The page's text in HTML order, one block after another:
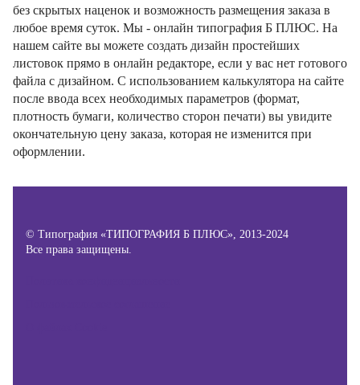
без скрытых наценок и возможность размещения заказа в
любое время суток. Мы - онлайн типография Б ПЛЮС. На
нашем сайте вы можете создать дизайн простейших
листовок прямо в онлайн редакторе, если у вас нет готового
файла с дизайном. С использованием калькулятора на сайте
после ввода всех необходимых параметров (формат,
плотность бумаги, количество сторон печати) вы увидите
окончательную цену заказа, которая не изменится при
оформлении.
© Типография «ТИПОГРАФИЯ Б ПЛЮС», 2013-2024
Все права защищены.